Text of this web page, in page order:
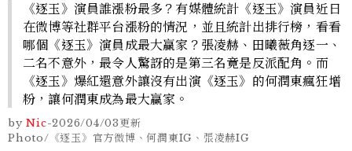
《逐玉》演員誰漲粉最多？有媒體統計《逐玉》演員近日
在微博等社群平台漲粉的情況，並且統計出排行榜，看看
哪個《逐玉》演員成最大贏家？張凌赫、田曦薇角逐一、
二名不意外，最令人驚訝的是第三名竟是反派配角。而
《逐玉》爆紅還意外讓沒有出演《逐玉》的何潤東瘋狂增
粉，讓何潤東成為最大贏家。
by Nic-2026/04/03更新
Photo/《逐玉》官方微博、何潤東IG、張凌赫IG